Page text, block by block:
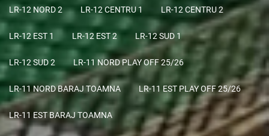
LR-12 NORD 2 LR-12 CENTRU 1 LR-12 CENTRU 2
LR-12 EST 1 LR-12 EST 2 LR-12 SUD 1
LR-12 SUD 2 LR-11 NORD PLAY OFF 25/26
LR-11 NORD BARAJ TOAMNA LR-11 EST PLAY OFF 25/26
LR-11 EST BARAJ TOAMNA